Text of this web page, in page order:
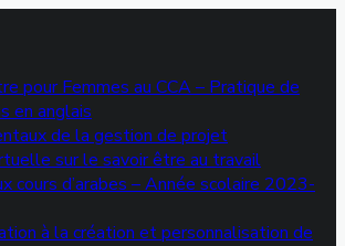
pour Femmes au CCA – Pratique de
en anglais
de la gestion de projet
sur le savoir être au travail
cours d’arabes – Année scolaire 2023-
à la création et personnalisation de